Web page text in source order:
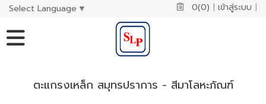
Select Language ▼ 0(0) | เข้าสู่ระบบ |
ตะแกรงเหล็ก สมุทรปราการ - สีมาโลหะภัณฑ์